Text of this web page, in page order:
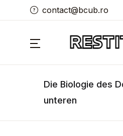
contact@bcub.ro
Die Biologie des
unteren